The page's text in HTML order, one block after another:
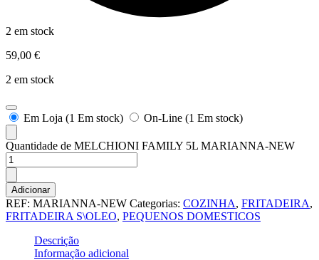
2 em stock
59,00 €
2 em stock
Em Loja (1 Em stock) On-Line (1 Em stock)
Quantidade de MELCHIONI FAMILY 5L MARIANNA-NEW
Adicionar
REF: MARIANNA-NEW Categorias: COZINHA, FRITADEIRA,
FRITADEIRA S\OLEO, PEQUENOS DOMESTICOS
Descrição
Informação adicional